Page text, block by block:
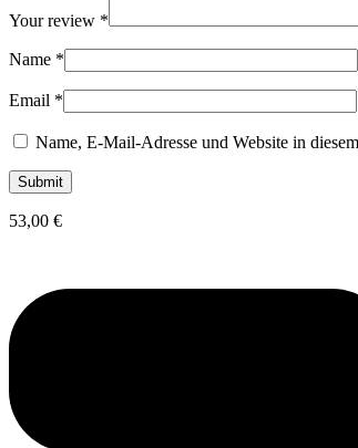
Your review *
Name *
Email *
Name, E-Mail-Adresse und Website in
53,00 €